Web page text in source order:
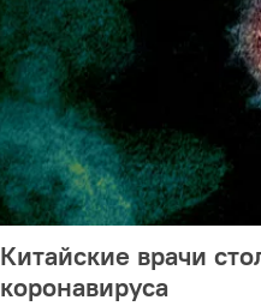
Китайские врачи
коронавируса